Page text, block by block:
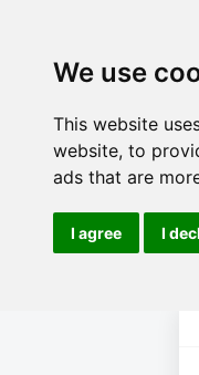
We use
This website
website, to
ads that are
I agree I